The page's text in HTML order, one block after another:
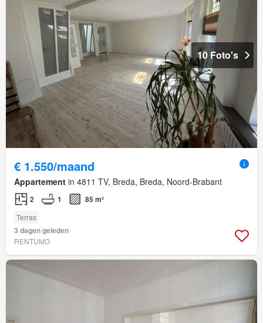
10 Foto's
€ 1.550/maand
Appartement in 4811 TV, Breda, Breda, Noord-Brabant
2 1 85 m²
Terras
3 dagen geleden
RENTUMO